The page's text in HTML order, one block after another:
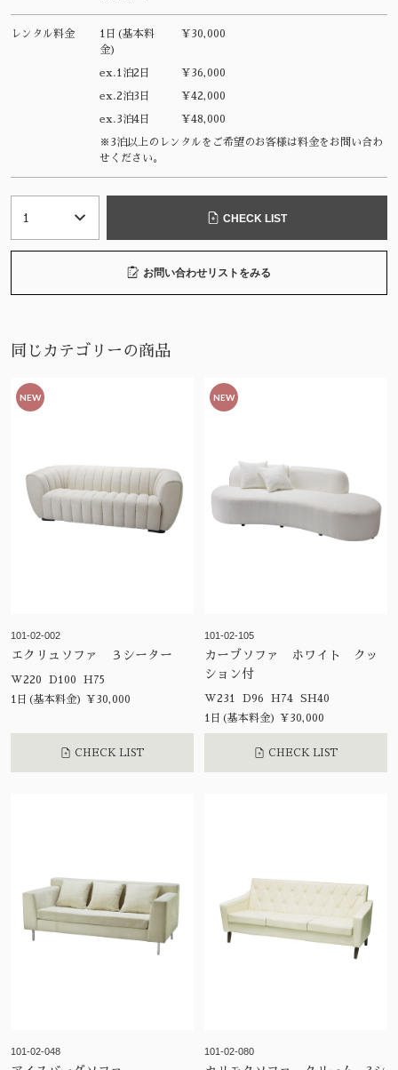
レンタル料金
1日(基本料
金)
¥30,000
ex.1泊2日 ¥36,000
ex.2泊3日 ¥42,000
ex.3泊4日 ¥48,000
※3泊以上のレンタルをご希望のお客様は料金をお問い合わ
せください。
CHECK LIST
お問い合わせリストをみる
同じカテゴリーの商品
NEW
101-02-002
エクリュソファ ３シーター
W220 D100 H75
1日(基本料金) ¥30,000
CHECK LIST
NEW
101-02-105
カーブソファ ホワイト クッ
ション付
W231 D96 H74 SH40
1日(基本料金) ¥30,000
CHECK LIST
101-02-048 101-02-080